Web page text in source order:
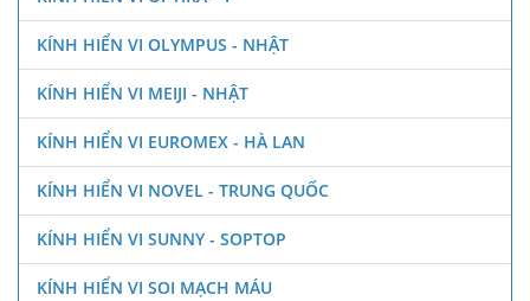
KÍNH HIỂN VI OLYMPUS - NHẬT
KÍNH HIỂN VI MEIJI - NHẬT
KÍNH HIỂN VI EUROMEX - HÀ LAN
KÍNH HIỂN VI NOVEL - TRUNG QUỐC
KÍNH HIỂN VI SUNNY - SOPTOP
KÍNH HIỂN VI SOI MẠCH MÁU